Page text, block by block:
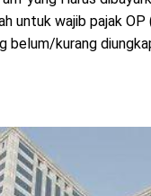
untuk wajib pajak
belum/kurang